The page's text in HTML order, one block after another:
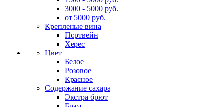
3000 - 5000 руб.
от 5000 руб.
Крепленые вина
Портвейн
Херес
Цвет
Белое
Розовое
Красное
Содержание сахара
Экстра брют